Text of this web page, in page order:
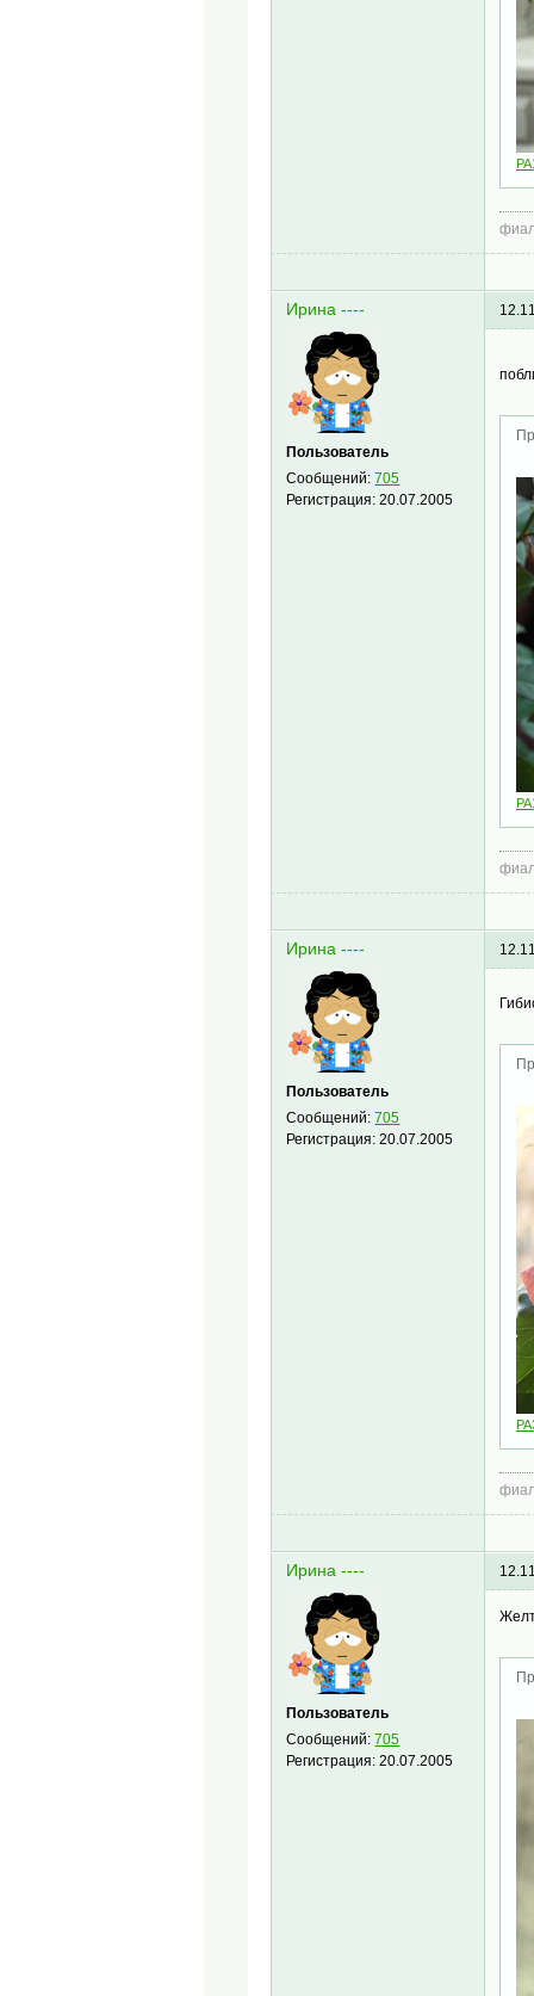
Ирина ----
Пользователь
Сообщений:705
Регистрация:20.07.2005
Ирина ----
Пользователь
Сообщений:705
Регистрация:20.07.2005
Ирина ----
Пользователь
Сообщений:705
Регистрация:20.07.2005